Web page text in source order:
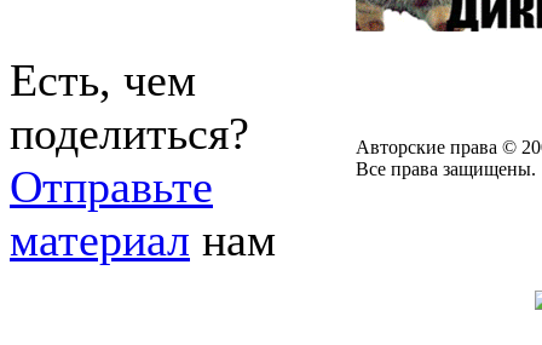
Есть, чем
поделиться?
Отправьте
материал нам
Авторские права ©
Все права защищены.